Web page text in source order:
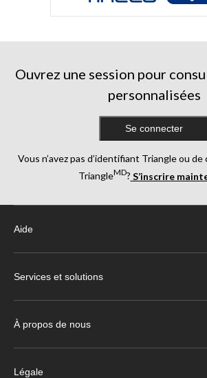
Ouvrez une session pour
personnalisées
Se connecter
Vous n’avez pas d’identifiant Triangle ou
TriangleMD? S’inscrire
Aide
Services et solutions
À propos de nous
Légale